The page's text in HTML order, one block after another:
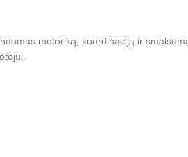
motoriką, koordinaciją ir